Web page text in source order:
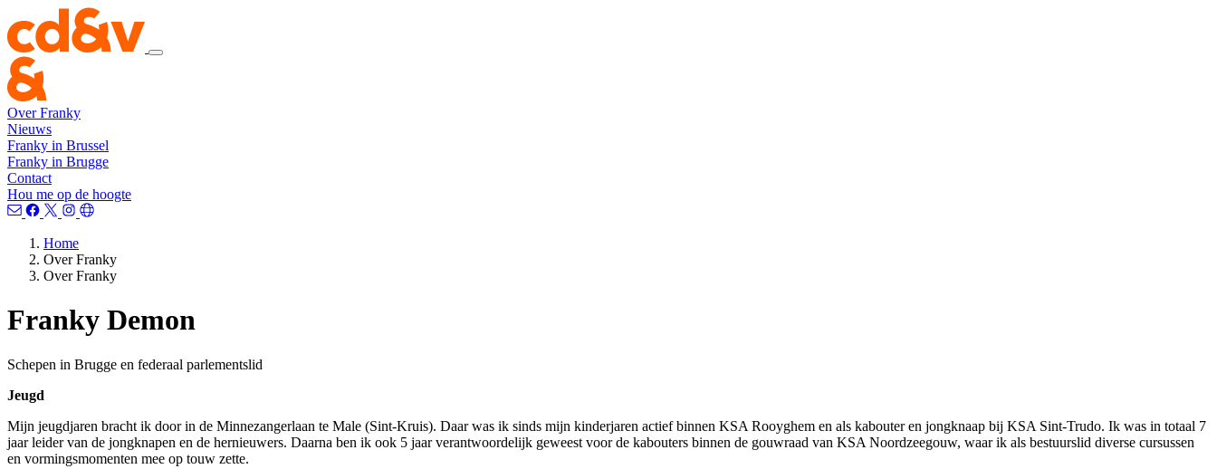
Over Franky
Nieuws
Franky in Brussel
Franky in Brugge
Contact
Hou me op de hoogte
Home
Over Franky
Over Franky
Franky Demon
Schepen in Brugge en federaal parlementslid
Jeugd
Mijn jeugdjaren bracht ik door in de Minnezangerlaan te Male (Sint-Kruis). Daar was ik sinds mijn kinderjaren actief binnen KSA Rooyghem en als kabouter en jongknaap bij KSA Sint-Trudo. Ik was in totaal 7
jaar leider van de jongknapen en de hernieuwers. Daarna ben ik ook 5 jaar verantwoordelijk geweest voor de kabouters binnen de gouwraad van KSA Noordzeegouw, waar ik als bestuurslid diverse cursussen
en vormingsmomenten mee op touw zette.